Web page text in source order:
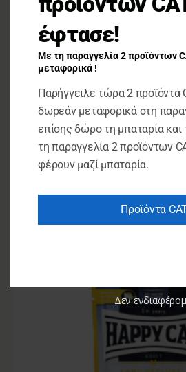
Για γάτες
Υγρή Τροφή Γάτας Happy Cat
€2.00
έφτασε!
Με τη παραγγελία 2 προϊόντων
μεταφορικά !
Παρήγγειλε τώρα 2 προϊόντα
δωρεάν μεταφορικά στη
επίσης δώρο τη μπαταρία και
τη παραγγελία 2 προϊόντων
φέρουν μαζί μπαταρία.
Προϊόντα
Δεν